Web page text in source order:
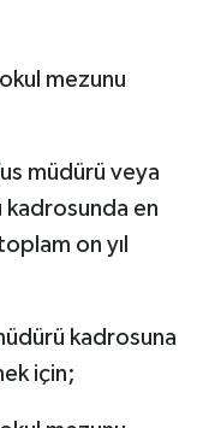
mezunu
müdürü veya
kadrosunda en
on yıl
kadrosuna
için;